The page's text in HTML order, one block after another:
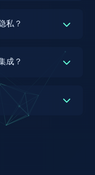
架构设计，可根据
构、人员、权限
支机构的报表汇
公司/分支机构使
满足企业复杂的组
灵活配置各公司/
，确保数据安全和
私？
保护，采取多项
国家《网络安全
法规要求；2) 采
和存储安全；3)
访问其权限范围内
计机制，记录所
数据脱敏，对敏
据备份和灾难恢
据完全由企业掌
水印、异常登录检
数据安全和隐私。
成？
统提供丰富的集成
1) 提供标准
、财务系统等
、飞书等协同办
和消息通知；3)
设备集成，自动同
、背调机构等第
导入/导出功能，
统提供全面的移动
iOS和Android系
；2) 移动网页
无需安装应用；3)
程序，方便员工快